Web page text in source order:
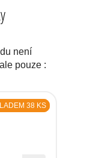
není
pouze :
38 KS